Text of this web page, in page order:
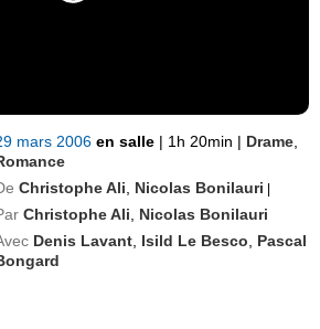
mars 2006en salle | 1h 20min | Drame
Christophe Ali Nicolas Bonilauri |
Christophe Ali
Nicolas Bonilauri
Denis Lavant Isild Le Besco
Pascal